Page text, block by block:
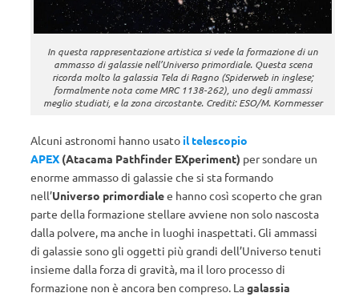
In questa rappresentazione artistica si vede la formazione di un
ammasso di galassie nell’Universo primordiale. Questa scena
ricorda molto la galassia Tela di Ragno (Spiderweb in inglese;
formalmente nota come MRC 1138-262), uno degli ammassi
meglio studiati, e la zona circostante. Crediti: ESO/M. Kornmesser
Alcuni astronomi hanno usato il telescopio
APEX (Atacama Pathfinder EXperiment) per sondare un
enorme ammasso di galassie che si sta formando
nell’Universo primordialee hanno così scoperto che gran
parte della formazione stellare avviene non solo nascosta
dalla polvere, ma anche in luoghi inaspettati. Gli ammassi
di galassie sono gli oggetti più grandi dell’Universo tenuti
insieme dalla forza di gravità, ma il loro processo di
formazione non è ancora ben compreso. Lagalassia